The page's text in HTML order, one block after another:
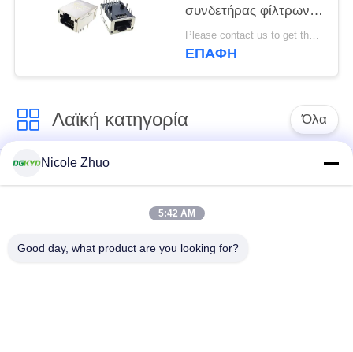
συνδετήρας φίλτρων
με την ελαφριά ασπίδα
8P12C
Please contact us to get the latest price. MOQ:Διαπραγμάτευση
ΕΠΑΦΉ
Λαϊκή κατηγορία Όλα
συνδετήρας
συνδετήρας
συνδετήρες λιμένων
RJ45 ενιαίος λιμένας
Nicole Zhuo
5:42 AM
Good day, what product are you looking for?